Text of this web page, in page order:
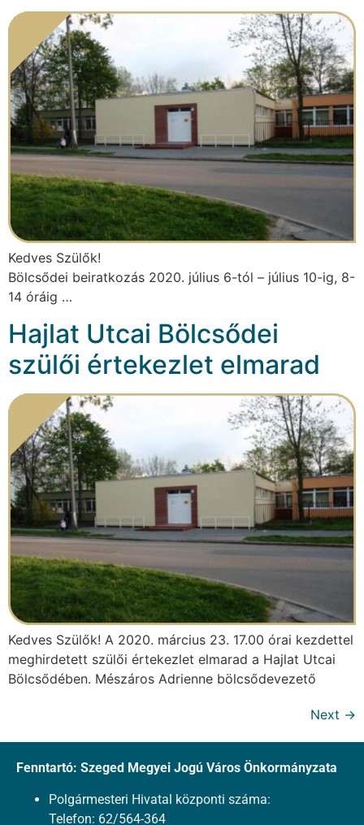
Kedves Szülők!
Bölcsődei beiratkozás 2020. július 6-tól – július 10-ig, 8-
14 óráig …
Hajlat Utcai Bölcsődei
szülői értekezlet elmarad
Kedves Szülők! A 2020. március 23. 17.00 órai kezdettel
meghirdetett szülői értekezlet elmarad a Hajlat Utcai
Bölcsődében. Mészáros Adrienne bölcsődevezető
Next →
Fenntartó: Szeged Megyei Jogú Város Önkormányzata
Polgármesteri Hivatal központi száma:
Telefon: 62/564-364